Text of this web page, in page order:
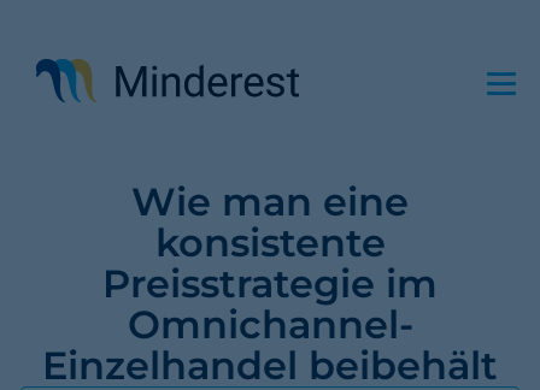
Inhalt
Wie man eine
konsistente
Preisstrategie im
Omnichannel-
Einzelhandel beibehält